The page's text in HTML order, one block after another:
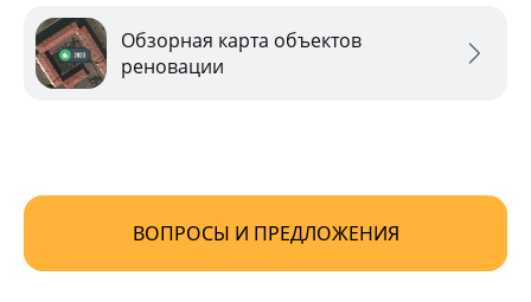
Обзорная карта объектов
реновации
ВОПРОСЫ И ПРЕДЛОЖЕНИЯ